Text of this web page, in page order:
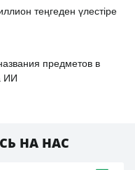
теңгеден үлестіре
предметов в
ИИ
НА НАС